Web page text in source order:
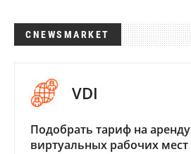
CNEWSMARKET
VDI
Подобрать тариф на аренду
виртуальных рабочих мест